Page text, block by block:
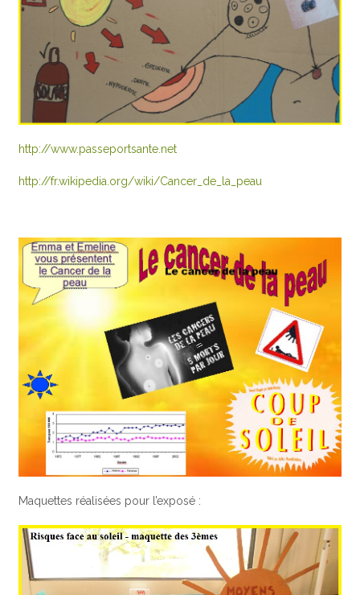
http://www.passeportsante.net
http://fr.wikipedia.org/wiki/Cancer_de_la_peau
Maquettes réalisées pour l’exposé :